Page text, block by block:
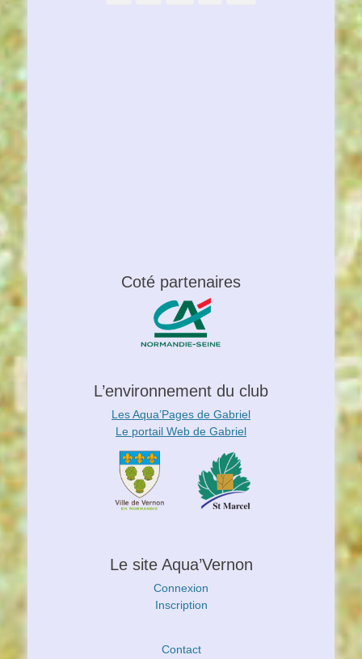
Coté partenaires
L’environnement du club
Les Aqua’Pages de Gabriel
Le portail Web de Gabriel
Le site Aqua’Vernon
Connexion
Inscription
Contact